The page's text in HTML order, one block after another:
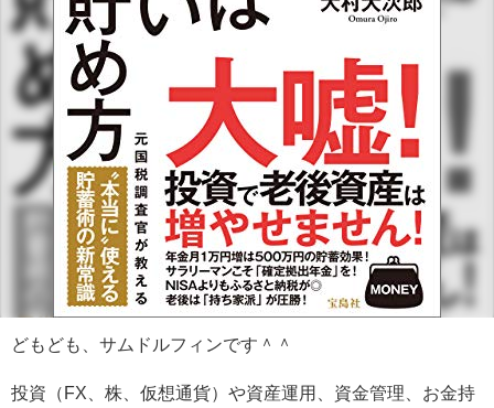
どもども、サムドルフィンです＾＾
投資（FX、株、仮想通貨）や資産運用、資金管理、お金持